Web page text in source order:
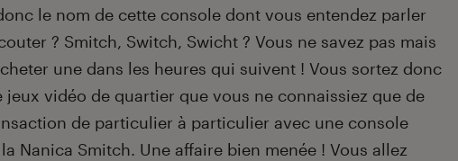
le nom de cette console dont vous entendez parler
? Smitch, Switch, Swicht ? Vous ne savez pas mais
une dans les heures qui suivent ! Vous sortez donc
jeux vidéo de quartier que vous ne connaissiez que de
de particulier à particulier avec une console
Nanica Smitch. Une affaire bien menée ! Vous allez